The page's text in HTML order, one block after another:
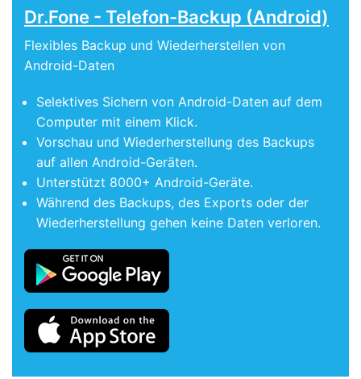
Dr.Fone - Telefon-Backup (Android)
Flexibles Backup und Wiederherstellen von
Android-Daten
Selektives Sichern von Android-Daten auf dem
Computer mit einem Klick.
Vorschau und Wiederherstellung des Backups
auf allen Android-Geräten.
Unterstützt 8000+ Android-Geräte.
Während des Backups, des Exports oder der
Wiederherstellung gehen keine Daten verloren.